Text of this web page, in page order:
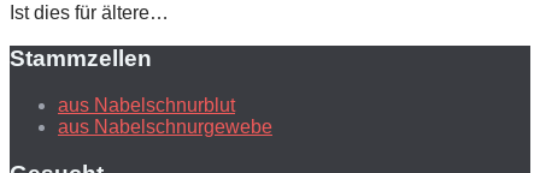
Ist dies für ältere…
Stammzellen
aus Nabelschnurblut
aus Nabelschnurgewebe